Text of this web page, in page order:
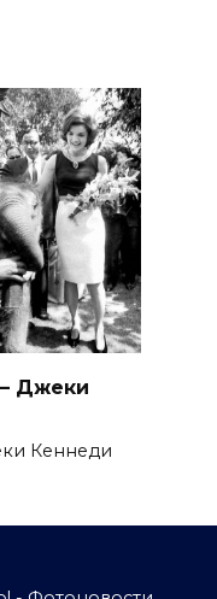
Джеки
Кеннеди